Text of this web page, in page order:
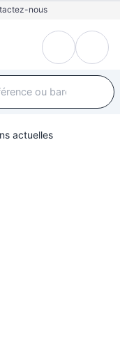
nous
actuelles